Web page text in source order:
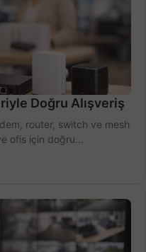
Doğru Alışveriş
router, switch ve mesh
ofis için doğru